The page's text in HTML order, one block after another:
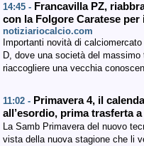
14:45 - Francavilla PZ,
con la Folgore Caratese
notiziariocalcio.com
Importanti novità di
D, dove una società del
riaccogliere una vecchia
11:02 - Primavera 4, il
all’esordio, prima trasferta
La Samb Primavera del nuovo
vista della nuova stagione che li